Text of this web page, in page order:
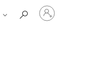
Conectați-
vă